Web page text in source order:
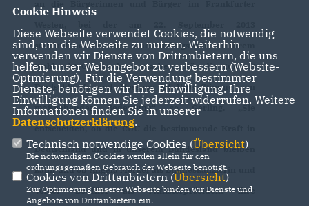
stattfindenden Bundes- und Landtagswahl von ihrem
Wahlrecht Gebrauch zu machen. „Für die Zukunft
Deutschlands und Hessens ist Ihre Stimme von
maßgebender Bedeutung“, so Gerling. „Sie
entscheiden, ob die CDU die bestimmende Kraft in
Deutschland und in unserem Bundesland bleiben
kann und ob Angela Merkel als Bundeskanzlerin und
Volker Bouffier als Ministerpräsident ihre
Cookie Hinweis
Diese Webseite verwendet Cookies, die notwendig
sind, um die Webseite zu nutzen. Weiterhin
verwenden wir Dienste von Drittanbietern, die uns
helfen, unser Webangebot zu verbessern (Website-
Optmierung). Für die Verwendung bestimmter
Dienste, benötigen wir Ihre Einwilligung. Ihre
Einwilligung können Sie jederzeit widerrufen. Weitere
Informationen finden Sie in unserer
Datenschutzerklärung.
Technisch notwendige Cookies (Übersicht)
Die notwendigen Cookies werden allein für den
ordnungsgemäßen Gebrauch der Webseite benötigt.
Cookies von Drittanbietern (Übersicht)
Zur Optimierung unserer Webseite binden wir Dienste und
Angebote von Drittanbietern ein.